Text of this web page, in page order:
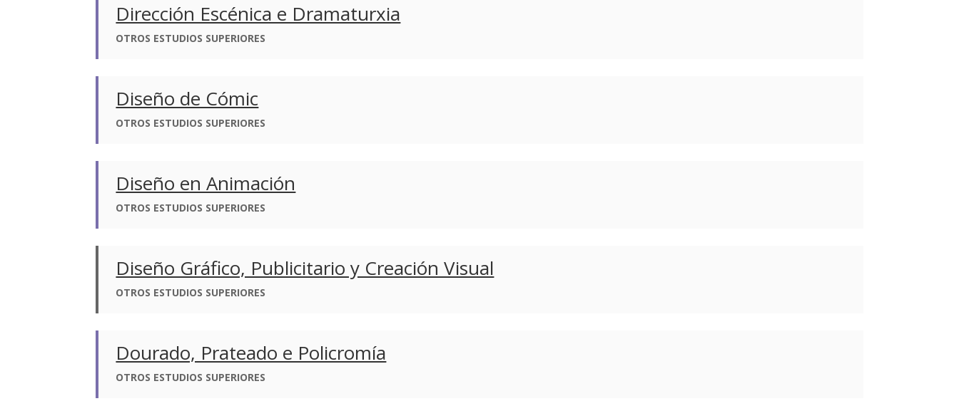
Dirección Escénica e Dramaturxia
OTROS ESTUDIOS SUPERIORES
Diseño de Cómic
OTROS ESTUDIOS SUPERIORES
Diseño en Animación
OTROS ESTUDIOS SUPERIORES
Diseño Gráfico, Publicitario y Creación Visual
OTROS ESTUDIOS SUPERIORES
Dourado, Prateado e Policromía
OTROS ESTUDIOS SUPERIORES